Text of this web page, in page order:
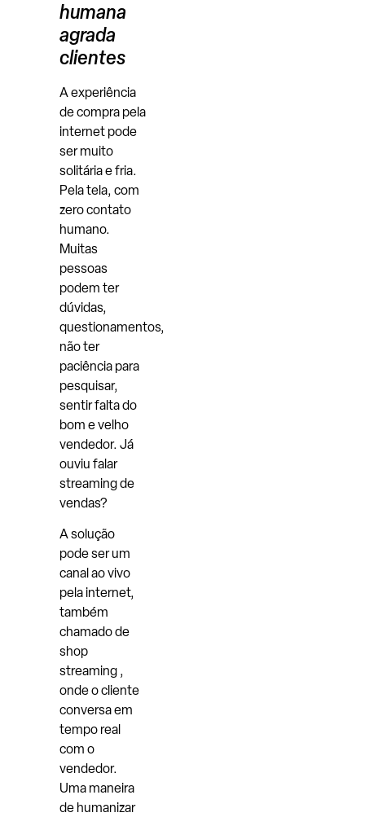
humana
agrada
clientes
A experiência
de compra pela
internet pode
ser muito
solitária e fria.
Pela tela, com
zero contato
humano.
Muitas
pessoas
podem ter
dúvidas,
questionamentos,
não ter
paciência para
pesquisar,
sentir falta do
bom e velho
vendedor. Já
ouviu falar
streaming de
vendas?
A solução
pode ser um
canal ao vivo
pela internet,
também
chamado de
shop
streaming ,
onde o cliente
conversa em
tempo real
com o
vendedor.
Uma maneira
de humanizar